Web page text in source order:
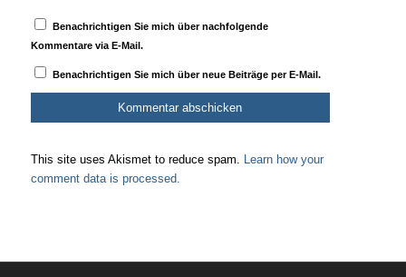
Benachrichtigen Sie mich über nachfolgende
Kommentare via E-Mail.
Benachrichtigen Sie mich über neue Beiträge per E-Mail.
This site uses Akismet to reduce spam. Learn how your
comment data is processed.